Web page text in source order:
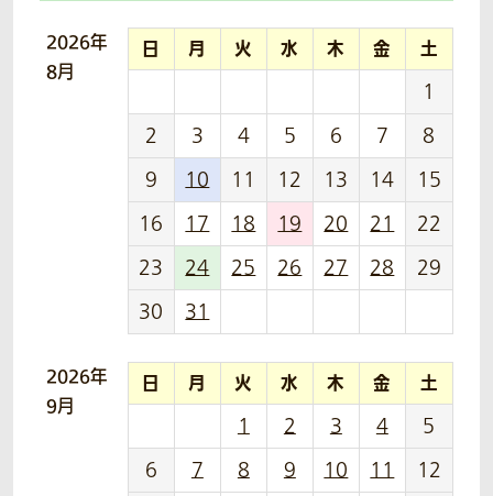
2026年
8月
日 月 火 水 木 金 土
1
2
3 4 5 6 7
8
9
10 11 12 13 14
15
16
17 18 19 20 21
22
23
24 25 26 27 28
29
30
31
2026年
9月
日 月 火 水 木 金 土
1 2 3 4
5
6
7 8 9 10 11 12